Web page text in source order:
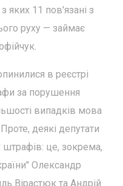
яких 11 пов'язані з
руху — займає
в реєстрі
за порушення
випадків мова
деякі депутати
це, зокрема,
Олександр
Вірастюк та Андрій